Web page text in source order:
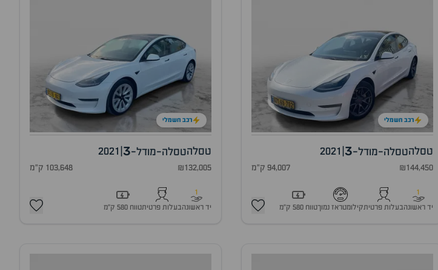
רכב חשמלי
טסלהטסלה-מודל-3
2021
₪144,450 94,007 ק"מ
1
יד ראשונהבעלות פרטיתקילומטראז נמוךטווח 580 ק״מ
רכב חשמלי
טסלהטסלה-מודל-3
2021
₪132,005 103,648 ק"מ
1
יד ראשונהבעלות פרטיתטווח 580 ק״מ